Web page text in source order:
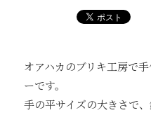
オアハカのブリキ工房で
ーです。
手の平サイズの大きさで